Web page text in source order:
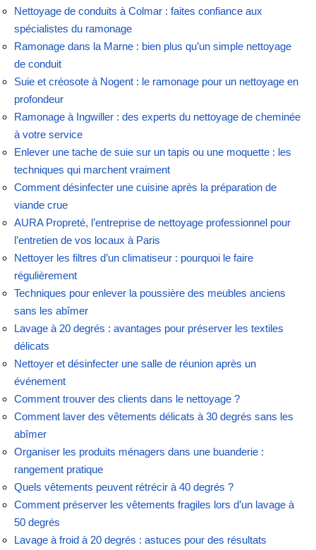
Nettoyage de conduits à Colmar : faites confiance aux
spécialistes du ramonage
Ramonage dans la Marne : bien plus qu’un simple nettoyage
de conduit
Suie et créosote à Nogent : le ramonage pour un nettoyage en
profondeur
Ramonage à Ingwiller : des experts du nettoyage de cheminée
à votre service
Enlever une tache de suie sur un tapis ou une moquette : les
techniques qui marchent vraiment
Comment désinfecter une cuisine après la préparation de
viande crue
AURA Propreté, l’entreprise de nettoyage professionnel pour
l’entretien de vos locaux à Paris
Nettoyer les filtres d’un climatiseur : pourquoi le faire
régulièrement
Techniques pour enlever la poussière des meubles anciens
sans les abîmer
Lavage à 20 degrés : avantages pour préserver les textiles
délicats
Nettoyer et désinfecter une salle de réunion après un
événement
Comment trouver des clients dans le nettoyage ?
Comment laver des vêtements délicats à 30 degrés sans les
abîmer
Organiser les produits ménagers dans une buanderie :
rangement pratique
Quels vêtements peuvent rétrécir à 40 degrés ?
Comment préserver les vêtements fragiles lors d’un lavage à
50 degrés
Lavage à froid à 20 degrés : astuces pour des résultats